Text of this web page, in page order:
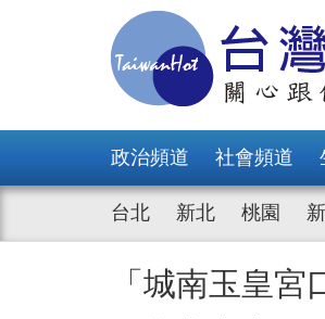
政治頻道 社會頻道
台北 新北 桃園
「城南玉皇